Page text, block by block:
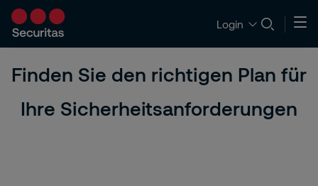
Login
Finden Sie den richtigen Plan für
Ihre Sicherheitsanforderungen